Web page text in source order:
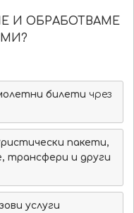
И ОБРАБОТВАМЕ
билети чрез
пакети,
трансфери и други
услуги